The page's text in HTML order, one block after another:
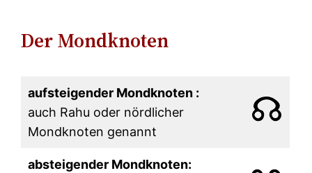
Der Mondknoten
aufsteigender Mondknoten :
auch Rahu oder nördlicher
Mondknoten genannt
absteigender Mondknoten: